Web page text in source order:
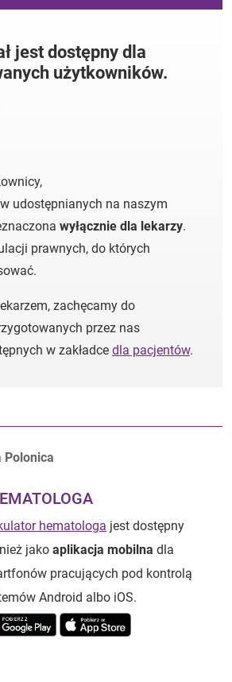
jest dostępny dla
użytkowników.
udostępnianych na naszym
wyłącznie dla lekarzy.
prawnych, do których
zachęcamy do
przez nas
w zakładce dla pacjentów.
Polonica
hematologa jest dostępny
jako aplikacja mobilna dla
pracujących pod kontrolą
Android albo iOS.